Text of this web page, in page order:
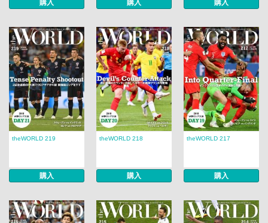
購入 購入 購入
theWORLD 219
購入
theWORLD 218
購入
theWORLD 217
購入